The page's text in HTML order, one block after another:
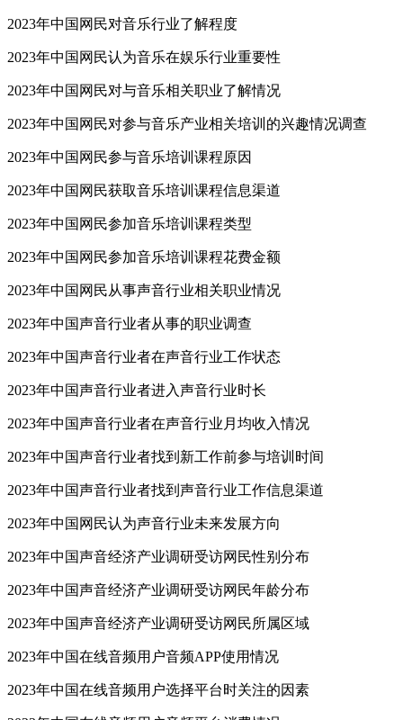
2023年中国网民对音乐行业了解程度
2023年中国网民认为音乐在娱乐行业重要性
2023年中国网民对与音乐相关职业了解情况
2023年中国网民对参与音乐产业相关培训的兴趣情况调查
2023年中国网民参与音乐培训课程原因
2023年中国网民获取音乐培训课程信息渠道
2023年中国网民参加音乐培训课程类型
2023年中国网民参加音乐培训课程花费金额
2023年中国网民从事声音行业相关职业情况
2023年中国声音行业者从事的职业调查
2023年中国声音行业者在声音行业工作状态
2023年中国声音行业者进入声音行业时长
2023年中国声音行业者在声音行业月均收入情况
2023年中国声音行业者找到新工作前参与培训时间
2023年中国声音行业者找到声音行业工作信息渠道
2023年中国网民认为声音行业未来发展方向
2023年中国声音经济产业调研受访网民性别分布
2023年中国声音经济产业调研受访网民年龄分布
2023年中国声音经济产业调研受访网民所属区域
2023年中国在线音频用户音频APP使用情况
2023年中国在线音频用户选择平台时关注的因素